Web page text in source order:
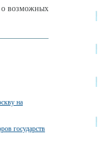
о возможных
на
государств